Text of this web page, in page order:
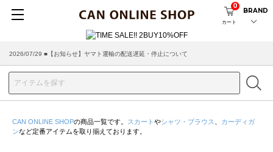
カート
0
BRAND
2026/07/29 ■【お知らせ】ヤマト運輸の配送遅延・停止について
2026/03/18 ■店舗受け取りサービスのご案内
CAN ONLINE SHOPの商品一覧です。 スカート やシャツ・ブラウス
カーディガ
ンなど定番アイテムを取り揃えております。